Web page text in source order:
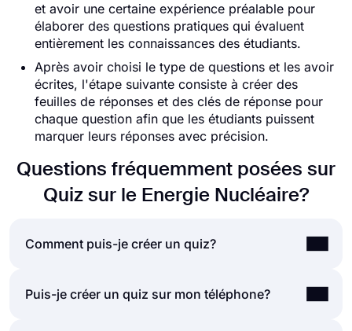
et avoir une certaine expérience préalable pour
élaborer des questions pratiques qui évaluent
entièrement les connaissances des étudiants.
Après avoir choisi le type de questions et les avoir
écrites, l'étape suivante consiste à créer des
feuilles de réponses et des clés de réponse pour
chaque question afin que les étudiants puissent
marquer leurs réponses avec précision.
Questions fréquemment posées sur
Quiz sur le Energie Nucléaire?
Comment puis-je créer un quiz?
Si vous souhaitez créer un quiz pour vos amis ou
Puis-je créer un quiz sur mon téléphone?